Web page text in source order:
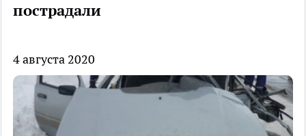
пострадали
4 августа 2020